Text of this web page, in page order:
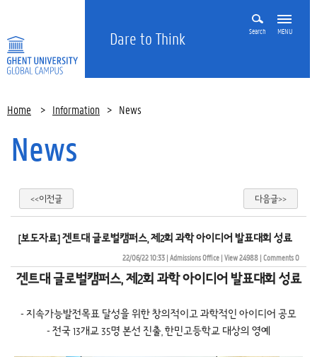
Dare to Think Search MENU
Home > Information > News
News
<<이전글 다음글>>
[보도자료] 겐트대 글로벌캠퍼스, 제2회 과학 아이디어 발표대회 성료
22/06/22 10:33| Admissions Office| View 24988| Comments 0
겐트대 글로벌캠퍼스, 제2회 과학 아이디어 발표대회 성료
- 지속가능발전목표 달성을 위한 창의적이고 과학적인 아이디어 공모
- 전국 13개교 35명 본선 진출, 한민고등학교 대상의 영예